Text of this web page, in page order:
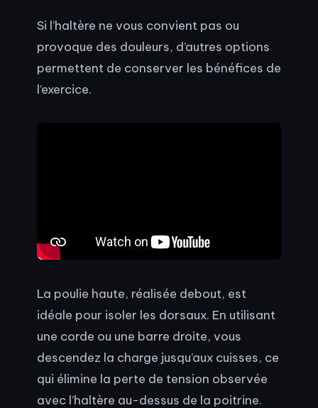
Si l’haltère ne vous convient pas ou
provoque des douleurs, d’autres options
permettent de conserver les bénéfices de
l’exercice.
La poulie haute, réalisée debout, est
idéale pour isoler les dorsaux. En utilisant
une corde ou une barre droite, vous
descendez la charge jusqu’aux cuisses, ce
qui élimine la perte de tension observée
avec l’haltère au-dessus de la poitrine.